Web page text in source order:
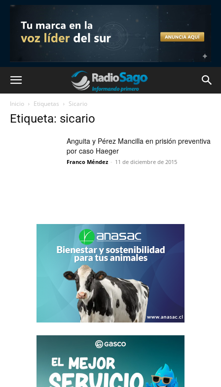
Inicio Etiquetas Sicario
Etiqueta: sicario
Anguita y Pérez Mancilla en prisión preventiva
por caso Haeger
Franco Méndez - 11 de diciembre de 2015